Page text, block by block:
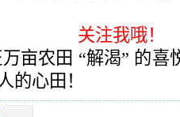
关注我哦！
亩农田 “解渴” 的喜
的心田！